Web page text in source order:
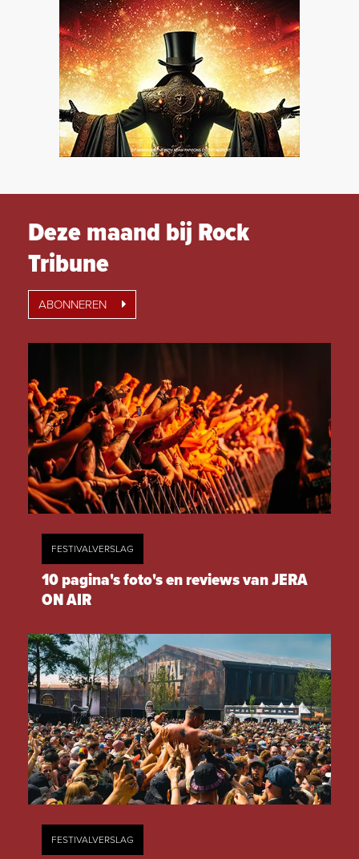
Deze maand bij Rock
Tribune
ABONNEREN
FESTIVALVERSLAG
10 pagina's foto's en reviews van JERA
ON AIR
FESTIVALVERSLAG